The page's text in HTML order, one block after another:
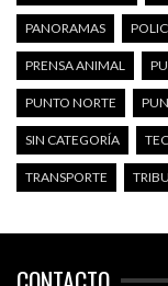
PANORAMAS
PRENSA ANIMAL
PUNTO NORTE
SIN CATEGORÍA
TRANSPORTE